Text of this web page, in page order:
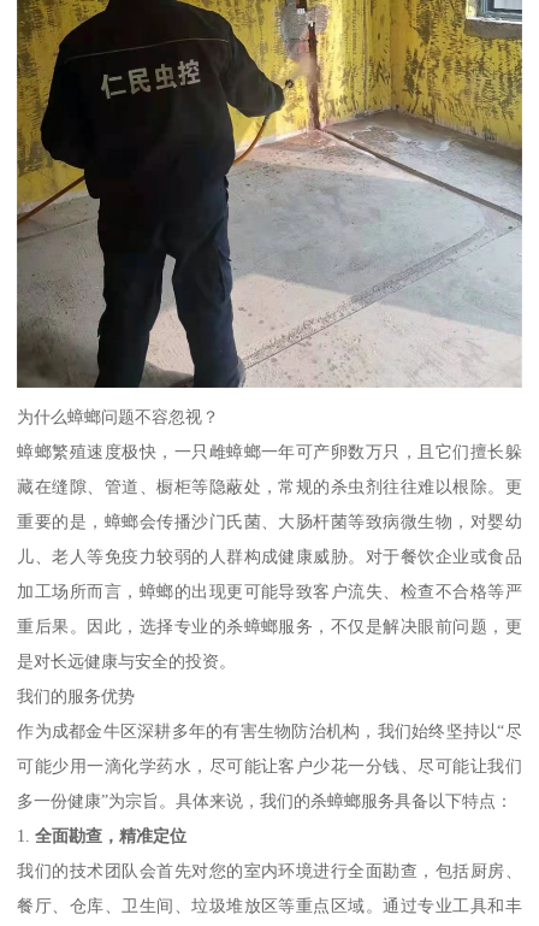
为什么蟑螂问题不容忽视？
蟑螂繁殖速度极快，一只雌蟑螂一年可产卵数万只，且它们擅长躲
藏在缝隙、管道、橱柜等隐蔽处，常规的杀虫剂往往难以根除。更
重要的是，蟑螂会传播沙门氏菌、大肠杆菌等致病微生物，对婴幼
儿、老人等免疫力较弱的人群构成健康威胁。对于餐饮企业或食品
加工场所而言，蟑螂的出现更可能导致客户流失、检查不合格等严
重后果。因此，选择专业的杀蟑螂服务，不仅是解决眼前问题，更
是对长远健康与安全的投资。
我们的服务优势
作为成都金牛区深耕多年的有害生物防治机构，我们始终坚持以“尽
可能少用一滴化学药水，尽可能让客户少花一分钱、尽可能让我们
多一份健康”为宗旨。具体来说，我们的杀蟑螂服务具备以下特点：
1.全面勘查，精准定位
我们的技术团队会首先对您的室内环境进行全面勘查，包括厨房、
餐厅、仓库、卫生间、垃圾堆放区等重点区域。通过专业工具和丰